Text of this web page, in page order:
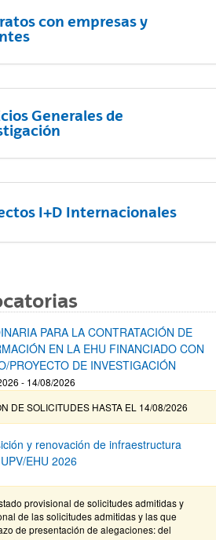
con empresas y
Generales de
I+D Internacionales
PARA LA CONTRATACIÓN DE
EN LA EHU FINANCIADO CON
PROYECTO DE INVESTIGACIÓN
- 14/08/2026
DE SOLICITUDES HASTA EL 14/08/2026
y renovación de infraestructura
EHU 2026
provisional de solicitudes admitidas y
de las solicitudes admitidas y las que
de presentación de alegaciones: del